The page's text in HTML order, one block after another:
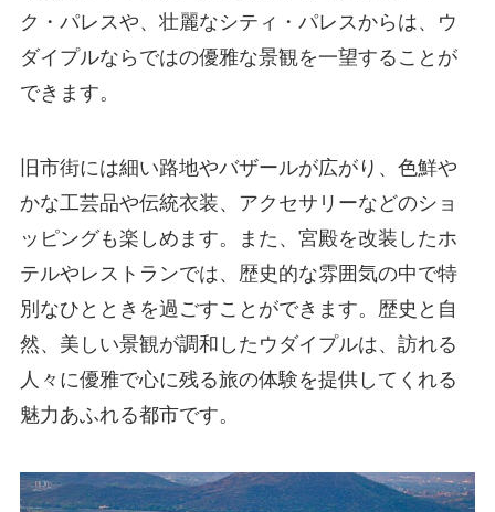
ク・パレスや、壮麗なシティ・パレスからは、ウ
ダイプルならではの優雅な景観を一望することが
できます。
旧市街には細い路地やバザールが広がり、色鮮や
かな工芸品や伝統衣装、アクセサリーなどのショ
ッピングも楽しめます。また、宮殿を改装したホ
テルやレストランでは、歴史的な雰囲気の中で特
別なひとときを過ごすことができます。歴史と自
然、美しい景観が調和したウダイプルは、訪れる
人々に優雅で心に残る旅の体験を提供してくれる
魅力あふれる都市です。